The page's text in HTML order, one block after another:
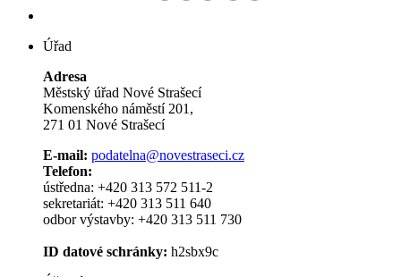
Úřad
Adresa
Městský úřad Nové Strašecí
Komenského náměstí 201,
271 01 Nové Strašecí
E-mail: podatelna@novestraseci.cz
Telefon:
ústředna: +420 313 572 511-2
sekretariát: +420 313 511 640
odbor výstavby: +420 313 511 730
ID datové schránky: h2sbx9c